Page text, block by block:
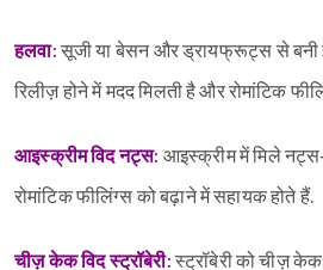
हलवा: सूजी या बेसन और ड्रायफ्रूट्स से बनी
रिलीज़ होने में मदद मिलती है और रोमांटिक
आइस्क्रीम विद नट्स: आइस्क्रीम में मिले
रोमांटिक फीलिंग्स को बढ़ाने में सहायक होते हैं.
चीज़ केक विद स्ट्रॉबेरी: स्ट्रॉबेरी को चीज़